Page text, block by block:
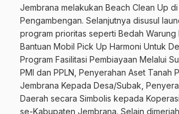
Jembrana melakukan Beach Clean Up di
Pengambengan. Selanjutnya disusul
program prioritas seperti Bedah Warung
Bantuan Mobil Pick Up Harmoni Untuk
Program Fasilitasi Pembiayaan Melalui
PMI dan PPLN, Penyerahan Aset Tanah
Jembrana Kepada Desa/Subak,
Daerah secara Simbolis kepada
se-Kabupaten Jembrana. Selain